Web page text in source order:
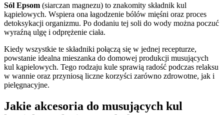
Sól Epsom (siarczan magnezu) to znakomity składnik kul
kąpielowych. Wspiera ona łagodzenie bólów mięśni oraz proces
detoksykacji organizmu. Po dodaniu tej soli do wody można poczuć
wyraźną ulgę i odprężenie ciała.
Kiedy wszystkie te składniki połączą się w jednej recepturze,
powstanie idealna mieszanka do domowej produkcji musujących
kul kąpielowych. Tego rodzaju kule sprawią radość podczas relaksu
w wannie oraz przyniosą liczne korzyści zarówno zdrowotne, jak i
pielęgnacyjne.
Jakie akcesoria do musujących kul